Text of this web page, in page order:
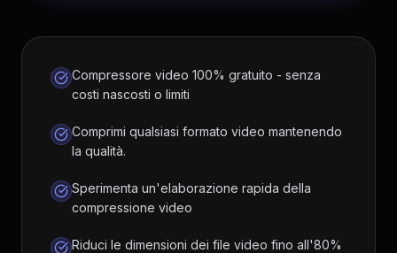
Compressore video 100% gratuito - senza
costi nascosti o limiti
Comprimi qualsiasi formato video mantenendo
la qualità.
Sperimenta un'elaborazione rapida della
compressione video
Riduci le dimensioni dei file video fino all'80%